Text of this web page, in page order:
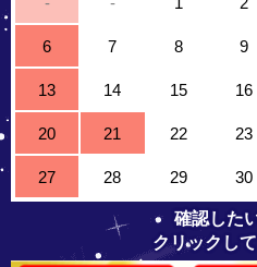
6 7 8 9
13 14 15 16
20 21 22 23
27 28 29 30
確認した
クリックし